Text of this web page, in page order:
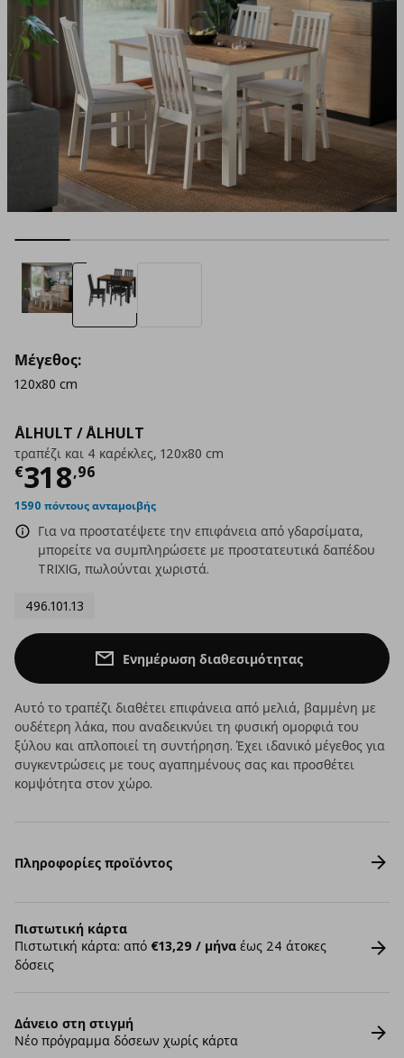
ÅLHULT / ÅLHULT
τραπέζι και 4 καρέκλες, 120x80 cm
€318,96
Τρέχουσα τιμή
1590 πόντους ανταμοιβής
Για να προστατέψετε την επιφάνεια από γδαρσίματα,
μπορείτε να συμπληρώσετε με προστατευτικά δαπέδου
TRIXIG, πωλούνται χωριστά.
496.101.13
Μέγεθος:
120x80 cm
Ενημέρωση διαθεσιμότητας
Αυτό το τραπέζι διαθέτει επιφάνεια από μελιά, βαμμένη με
ουδέτερη λάκα, που αναδεικνύει τη φυσική ομορφιά του
ξύλου και απλοποιεί τη συντήρηση. Έχει ιδανικό μέγεθος για
συγκεντρώσεις με τους αγαπημένους σας και προσθέτει
κομψότητα στον χώρο.
Πληροφορίες προϊόντος
Πιστωτική κάρτα
Πιστωτική κάρτα: από €13,29 / μήνα έως 24 άτοκες
δόσεις
Δάνειο στη στιγμή
Νέο πρόγραμμα δόσεων χωρίς κάρτα